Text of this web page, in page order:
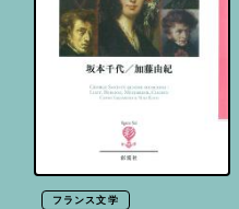
フランス文学